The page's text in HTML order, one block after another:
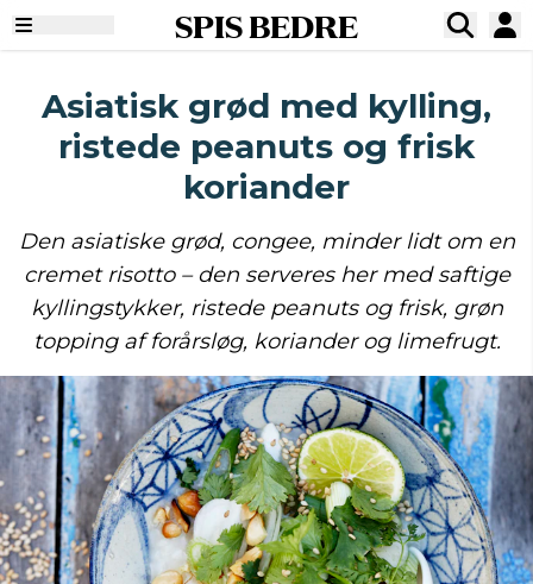
SPIS BEDRE
Asiatisk grød med kylling,
ristede peanuts og frisk
koriander
Den asiatiske grød, congee, minder lidt om en
cremet risotto – den serveres her med saftige
kyllingstykker, ristede peanuts og frisk, grøn
topping af forårsløg, koriander og limefrugt.